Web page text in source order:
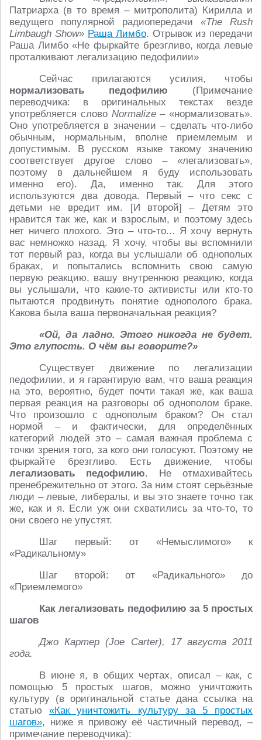
Патриарха (в то время – митрополита) Кирилла и
ведущего популярной радиопередачи «The Rush
Limbaugh Show» Раша Лимбо. Отрывок из передачи
Раша Лимбо «Не фыркайте брезгливо, когда левые
проталкивают легализацию педофилии»
Сейчас прилагаются усилия, чтобы
нормализовать педофилию (Примечание
переводчика: в оригинальных текстах везде
употребляется слово Normalize– «нормализовать».
Оно употребляется в значении – сделать что-либо
обычным, нормальным, вполне приемлемым и
допустимым. В русском языке такому значению
соответствует другое слово – «легализовать»,
поэтому в дальнейшем я буду использовать
именно его). Да, именно так. Для этого
используются два довода. Первый – что секс с
детьми не вредит им. [И второй] – Детям это
нравится так же, как и взрослым, и поэтому здесь
нет ничего плохого. Это – что-то... Я хочу вернуть
вас немножко назад. Я хочу, чтобы вы вспомнили
тот первый раз, когда вы услышали об однополых
браках, и попытались вспомнить свою самую
первую реакцию, вашу внутреннюю реакцию, когда
вы услышали, что какие-то активисты или кто-то
пытаются продвинуть понятие однополого брака.
Какова была ваша первоначальная реакция?
«Ой, да ладно. Этого никогда не будет.
Это глупость. О чём вы говорите?»
Существует движение по легализации
педофилии, и я гарантирую вам, что ваша реакция
на это, вероятно, будет почти такая же, как ваша
первая реакция на разговоры об однополом браке.
Что произошло с однополым браком? Он стал
нормой – и фактически, для определённых
категорий людей это – самая важная проблема с
точки зрения того, за кого они голосуют. Поэтому не
фыркайте брезгливо. Есть движение, чтобы
легализовать педофилию. Не отмахивайтесь
пренебрежительно от этого. За ним стоят серьёзные
люди – левые, либералы, и вы это знаете точно так
же, как и я. Если уж они схватились за что-то, то
они своего не упустят.
Шаг первый: от «Немыслимого» к
«Радикальному»
Шаг второй: от «Радикального» до
«Приемлемого»
Как легализовать педофилию за 5 простых
шагов
Джо Картер (Joe Carter), 17 августа 2011
года.
В июне я, в общих чертах, описал – как, с
помощью 5 простых шагов, можно уничтожить
культуру (в оригинальной статье дана ссылка на
статью«Как уничтожить культуру за 5 простых
шагов», ниже я привожу её частичный перевод, –
примечание переводчика):